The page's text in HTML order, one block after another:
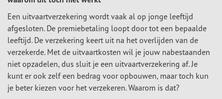
Een uitvaartverzekering wordt vaak al op jonge leeftijd
afgesloten. De premiebetaling loopt door tot een bepaalde
leeftijd. De verzekering keert uit na het overlijden van de
verzekerde. Met de uitvaartkosten wil je jouw nabestaanden
niet opzadelen, dus sluit je een uitvaartverzekering af. Je
kunt er ook zelf een bedrag voor opbouwen, maar toch kun
je beter kiezen voor het verzekeren. Waarom is dat?